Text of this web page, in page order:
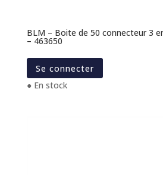
BLM – Boite de 50 connecteur 3
– 463650
Se connecter
● En stock